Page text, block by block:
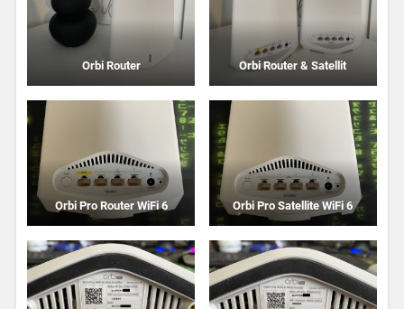
Orbi Router Orbi Router & Satellit
Orbi Pro Router WiFi 6 Orbi Pro Satellite WiFi 6